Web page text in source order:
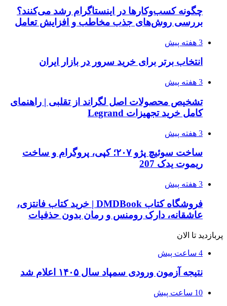
چگونه کسب‌وکارها در اینستاگرام رشد می‌کنند؟
بررسی روش‌های جذب مخاطب و افزایش تعامل
3 هفته پیش
انتخاب برتر برای خرید سرور در بازار ایران
3 هفته پیش
تشخیص محصولات اصل لگراند از تقلبی | راهنمای
کامل خرید تجهیزات Legrand
3 هفته پیش
ساخت سوئیچ پژو ۲۰۷؛ کپی، پروگرام و ساخت
ریموت یدک 207
3 هفته پیش
فروشگاه کتاب DMDBook | خرید کتاب فانتزی،
عاشقانه، دارک رومنس و رمان بدون حذفیات
پربازدید تا الان
4 ساعت پیش
نتیجه آزمون ورودی سمپاد سال ۱۴۰۵ اعلام شد
10 ساعت پیش